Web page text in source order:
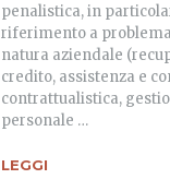
penalistica, in
riferimento a
natura aziendale
credito, assistenza e
contrattualistica,
personale …
LEGGI